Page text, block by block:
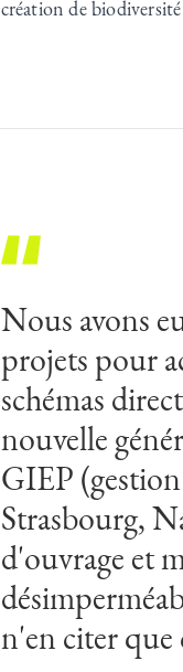
création de
Nous avons
projets pour
schémas
nouvelle
GIEP
Strasbourg,
d'ouvrage et
n'en citer que